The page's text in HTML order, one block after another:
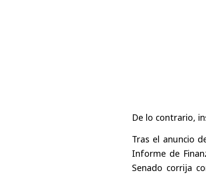
De lo contrario,
Tras el anuncio
Informe de
Senado corrija